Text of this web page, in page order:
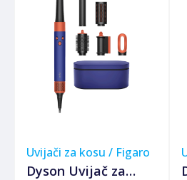
Uvijači za kosu / Figaro
Dyson Uvijač za